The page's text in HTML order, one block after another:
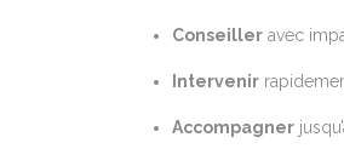
Conseiller avec
Intervenir
Accompagner